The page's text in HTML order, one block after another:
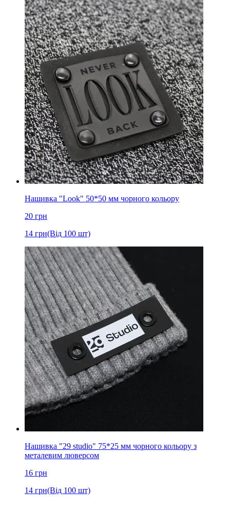
Нашивка "Look" 50*50 мм чорного кольору
20 грн
14 грн(Від 100 шт)
Нашивка "29 studio" 75*25 мм чорного кольору з
металевим люверсом
16 грн
14 грн(Від 100 шт)